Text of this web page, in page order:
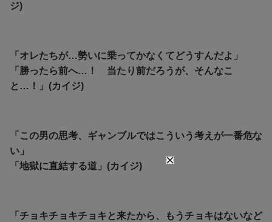
ジ)
「オレたちが…勢いに乗ってかなくてどうすんだよ」
「勝ったら前へ…！ 当たり前だろうが、そんなこ
と…！」(カイジ)
「この男の思考、ギャンブルではこういう考えが一番危な
い」
「地獄に直結する道」(カイジ)
「チョキチョキチョキと来たから、もうチョキはないなど